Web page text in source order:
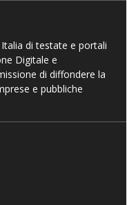
di testate e portali
Digitale e
di diffondere la
e pubbliche